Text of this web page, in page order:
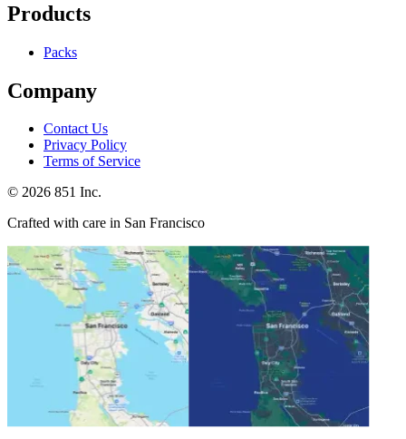
Products
Packs
Company
Contact Us
Privacy Policy
Terms of Service
© 2026 851 Inc.
Crafted with care in San Francisco